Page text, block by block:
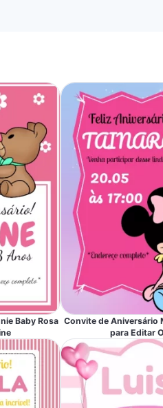
Baby Rosa Convite de Aniversário
para Editar